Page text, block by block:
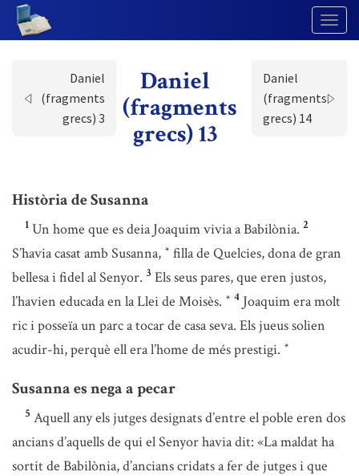
Daniel
(fragments
grecs) 3
Daniel
(fragments
grecs) 13
Daniel
(fragments
grecs) 14
Història de Susanna
1 Un home que es deia Joaquim vivia a Babilònia. 2
S’havia casat amb Susanna, * filla de Quelcies, dona de gran
bellesa i fidel al Senyor. 3 Els seus pares, que eren justos,
l’havien educada en la Llei de Moisès. * 4 Joaquim era molt
ric i posseïa un parc a tocar de casa seva. Els jueus solien
acudir-hi, perquè ell era l’home de més prestigi. *
Susanna es nega a pecar
5 Aquell any els jutges designats d’entre el poble eren dos
ancians d’aquells de qui el Senyor havia dit: «La maldat ha
sortit de Babilònia, d’ancians cridats a fer de jutges i que